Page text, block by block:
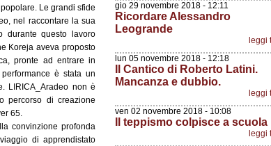
Le grandi sfide
nel raccontare la sua
durante questo lavoro
Koreja aveva proposto
pronte ad entrare in
è stata un
LIRICA_Aradeo non è
percorso di creazione
65.
convinzione profonda
di apprendistato
gio 29 novembre 2018 - 12:11
Ricordare Alessandro
Leogrande
leggi
lun 05 novembre 2018 - 12:18
Il Cantico di Roberto Latini.
Mancanza e dubbio.
leggi
ven 02 novembre 2018 - 10:08
Il teppismo colpisce a scuola
leggi